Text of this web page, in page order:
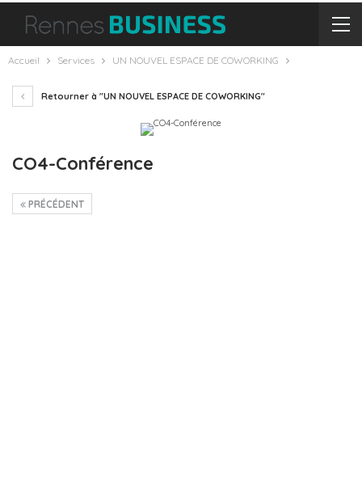
Accueil Services UN NOUVEL ESPACE DE COWORKING
Retourner à "UN NOUVEL ESPACE DE COWORKING"
CO4-Conférence
PRÉCÉDENT